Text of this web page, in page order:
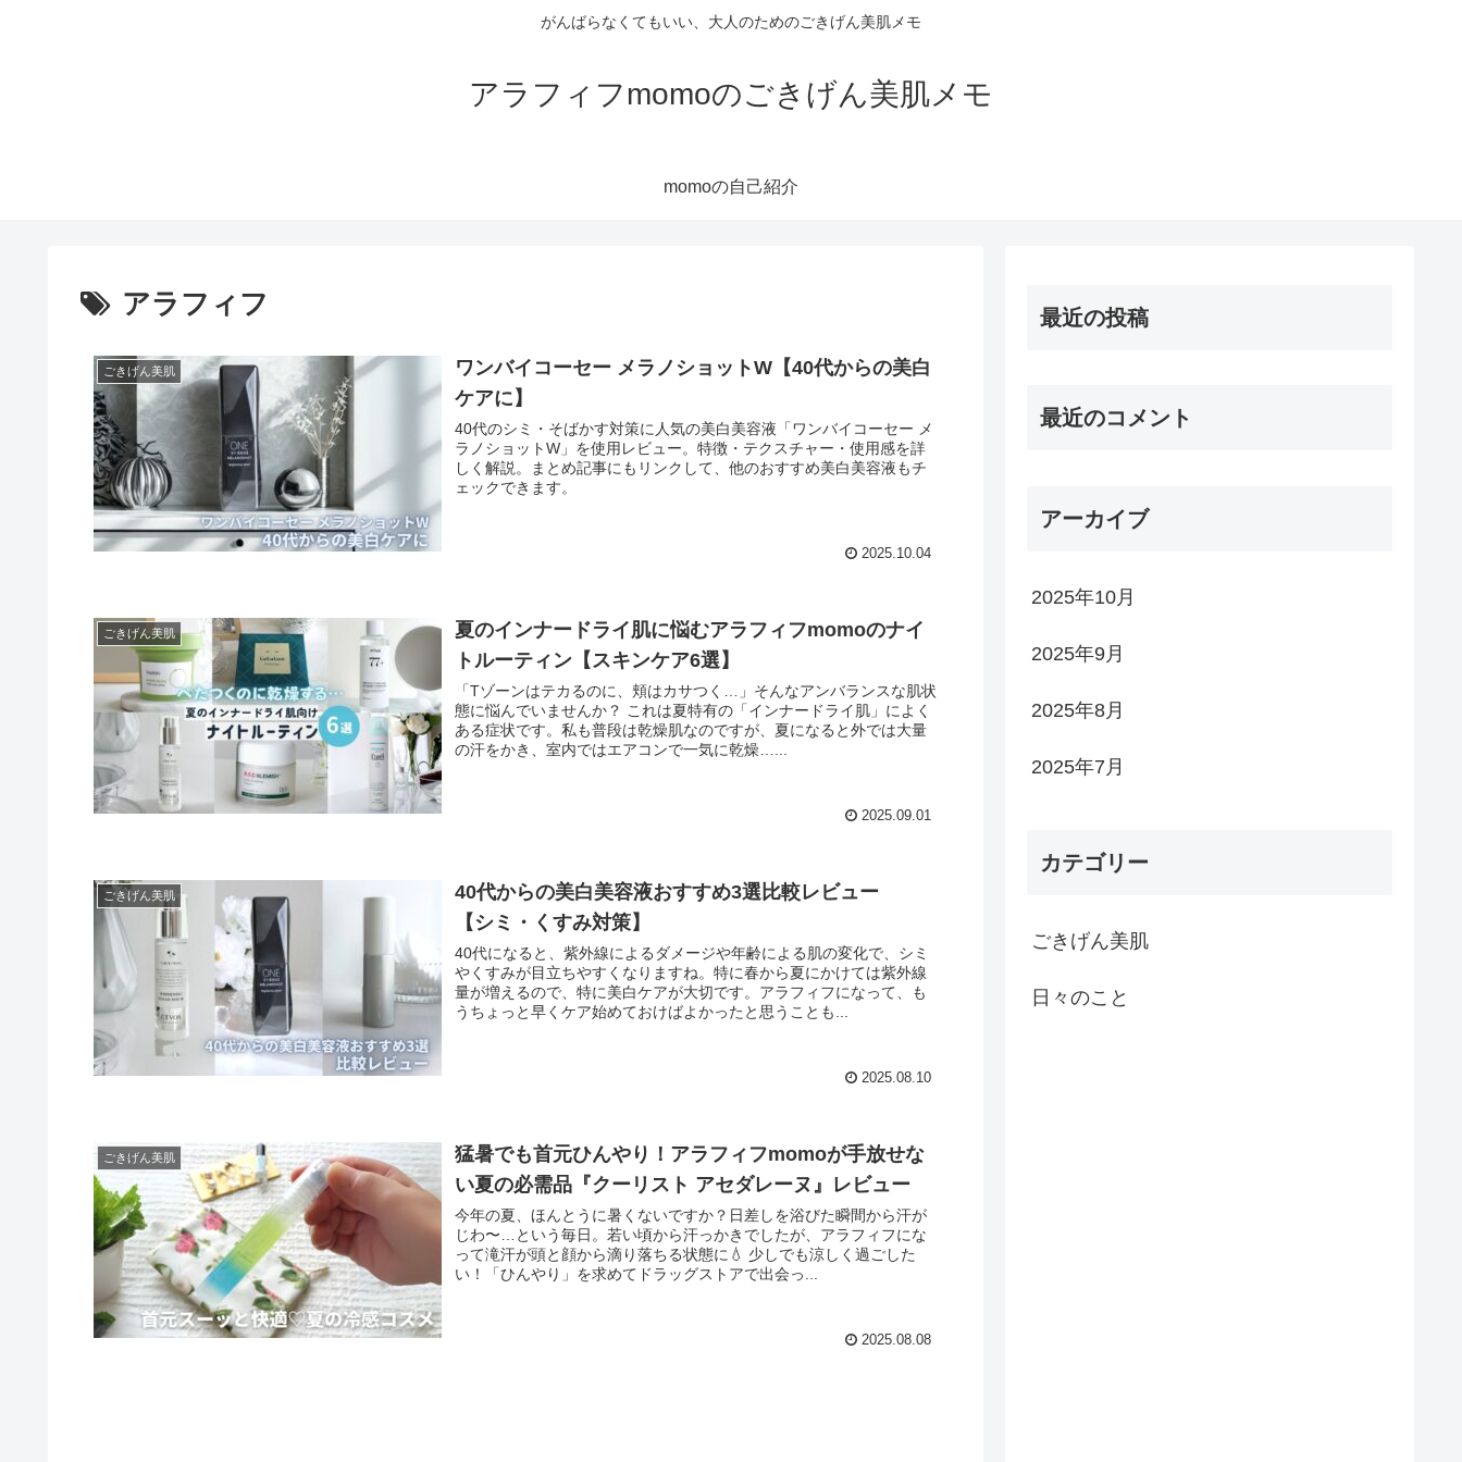
がんばらなくてもいい、大人のためのごきげん美肌メモ
アラフィフmomoのごきげん美肌メモ
momoの自己紹介
アラフィフ
ごきげん美肌
ワンバイコーセー メラノショットW【40代からの美白
ケアに】
40代のシミ・そばかす対策に人気の美白美容液「ワンバイコーセー メ
ラノショットW」を使用レビュー。特徴・テクスチャー・使用感を詳
しく解説。まとめ記事にもリンクして、他のおすすめ美白美容液もチ
ェックできます。
2025.10.04
ごきげん美肌
夏のインナードライ肌に悩むアラフィフmomoのナイ
トルーティン【スキンケア6選】
「Tゾーンはテカるのに、頬はカサつく…」そんなアンバランスな肌状
態に悩んでいませんか？ これは夏特有の「インナードライ肌」によく
ある症状です。私も普段は乾燥肌なのですが、夏になると外では大量
の汗をかき、室内ではエアコンで一気に乾燥…...
2025.09.01
ごきげん美肌
40代からの美白美容液おすすめ3選比較レビュー
【シミ・くすみ対策】
40代になると、紫外線によるダメージや年齢による肌の変化で、シミ
やくすみが目立ちやすくなりますね。特に春から夏にかけては紫外線
量が増えるので、特に美白ケアが大切です。アラフィフになって、も
うちょっと早くケア始めておけばよかったと思うことも...
2025.08.10
ごきげん美肌
猛暑でも首元ひんやり！アラフィフmomoが手放せな
い夏の必需品『クーリスト アセダレーヌ』レビュー
今年の夏、ほんとうに暑くないですか？日差しを浴びた瞬間から汗が
じわ〜…という毎日。若い頃から汗っかきでしたが、アラフィフにな
って滝汗が頭と顔から滴り落ちる状態に💧 少しでも涼しく過ごした
い！「ひんやり」を求めてドラッグストアで出会っ...
2025.08.08
最近の投稿
最近のコメント
アーカイブ
2025年10月
2025年9月
2025年8月
2025年7月
カテゴリー
ごきげん美肌
日々のこと